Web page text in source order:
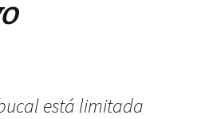
está limitada